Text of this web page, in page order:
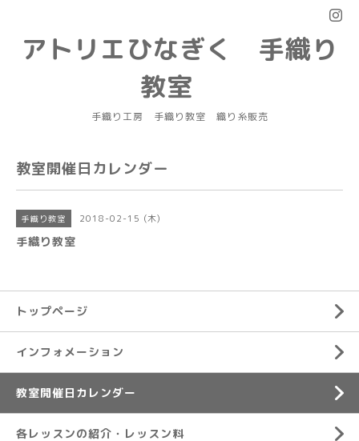
アトリエひなぎく 手織り
教室
手織り工房 手織り教室 織り糸販売
教室開催日カレンダー
手織り教室 2018-02-15 (木)
手織り教室
トップページ
インフォメーション
教室開催日カレンダー
各レッスンの紹介・レッスン料